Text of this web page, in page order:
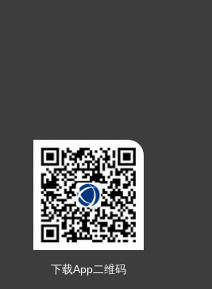
下载App二维码